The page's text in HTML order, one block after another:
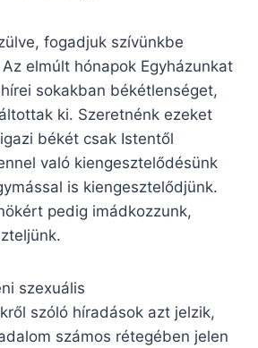
fogadjuk szívünkbe
elmúlt hónapok Egyházunkat
sokakban békétlenséget,
ki. Szeretnénk ezeket
békét csak Istentől
való kiengesztelődésünk
is kiengesztelődjünk.
pedig imádkozzunk,
szexuális
szóló híradások azt jelzik,
számos rétegében jelen